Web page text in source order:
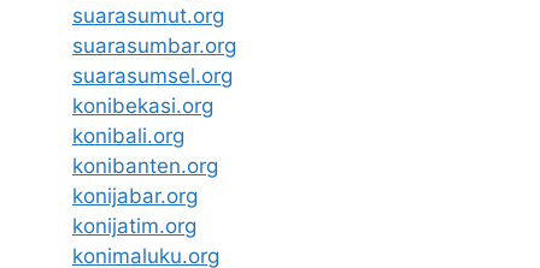
suarasumut.org
suarasumbar.org
suarasumsel.org
konibekasi.org
konibali.org
konibanten.org
konijabar.org
konijatim.org
konimaluku.org